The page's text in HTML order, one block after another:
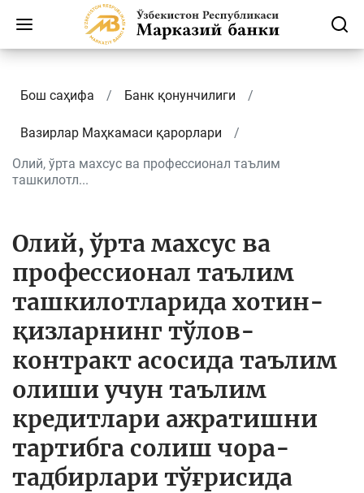
Бош саҳифа Банк қонунчилиги
Вазирлар Маҳкамаси қарорлари
Олий, ўрта махсус ва профессионал таълим
ташкилотл...
Олий, ўрта махсус ва
профессионал таълим
ташкилотларида хотин-
қизларнинг тўлов-
контракт асосида таълим
олиши учун таълим
кредитлари ажратишни
тартибга солиш чора-
тадбирлари тўғрисида